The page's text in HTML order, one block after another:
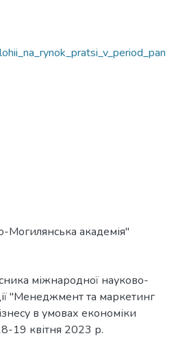
академія"
міжнародної науково-
"Менеджмент та маркетинг
в умовах економіки
19 квітня 2023 р.